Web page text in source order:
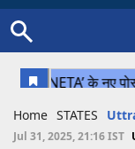
Uttar Pradesh
Cricket
Football
Home STATES
Jul 31, 2025, 21:16 IST